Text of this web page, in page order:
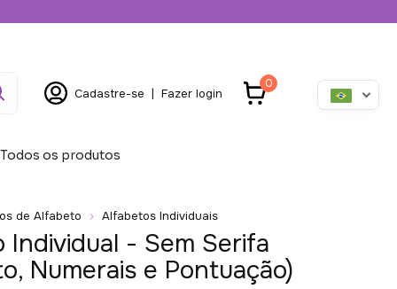
Cadastre-se | Fazer login
0
Todos os produtos
de Alfabeto Alfabetos Individuais
Individual - Sem Serifa
Numerais e Pontuação)